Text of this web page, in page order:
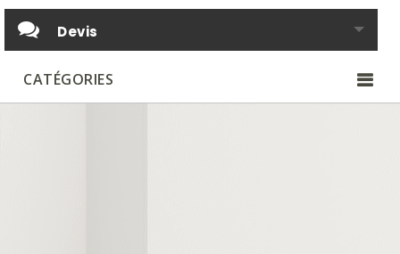
Devis
CATÉGORIES